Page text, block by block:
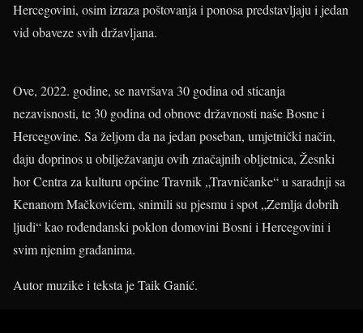
Hercegovini, osim izraza poštovanja i ponosa predstavljaju i jedan
vid obaveze svih državljana.
Ove, 2022. godine, se navršava 30 godina od sticanja
nezavisnosti, te 30 godina od obnove državnosti naše Bosne i
Hercegovine. Sa željom da na jedan poseban, umjetnički način,
daju doprinos u obilježavanju ovih značajnih obljetnica, Žesnki
hor Centra za kulturu općine Travnik „Travničanke“ u saradnji sa
Kenanom Mačkovićem, snimili su pjesmu i spot „Zemlja dobrih
ljudi“ kao rođendanski poklon domovini Bosni i Hercegovini i
svim njenim građanima.
Autor muzike i teksta je Taik Ganić.